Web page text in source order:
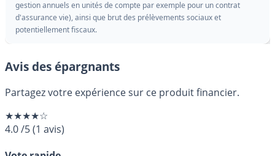
gestion annuels en unités de compte par exemple pour un contrat
d'assurance vie), ainsi que brut des prélèvements sociaux et
potentiellement fiscaux.
Avis des épargnants
Partagez votre expérience sur ce produit financier.
★★★★☆
4.0/5(1 avis)